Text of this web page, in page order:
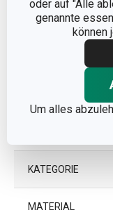
oder auf "Alle
genannte
können
Um alles
DURCHMESSER
Andere
KATEGORIE
MATERIAL